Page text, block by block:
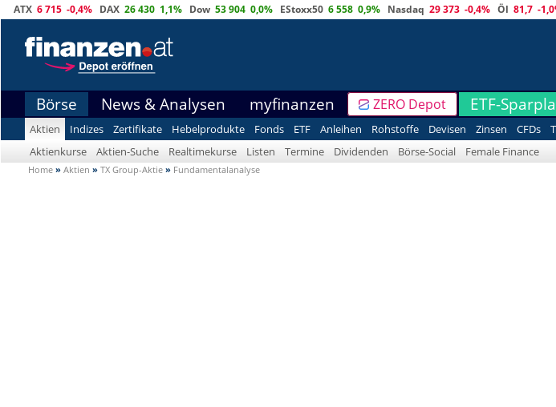
ATX 6 715 -0,4% DAX 26 430 1,1% Dow 53 904 0,0% EStoxx50 6 558 0,9% Nasdaq 29 373 -0,4% Öl 81,7 -
Börse News & Analysen myfinanzen ZERO Depot ETF-
Aktien Indizes Zertifikate Hebelprodukte Fonds ETF Anleihen Rohstoffe Devisen Zinsen CFDs
Aktienkurse
Aktien-Suche Realtimekurse Listen Termine Dividenden Börse-Social Female Finance
Home » Aktien » TX Group-Aktie » Fundamentalanalyse